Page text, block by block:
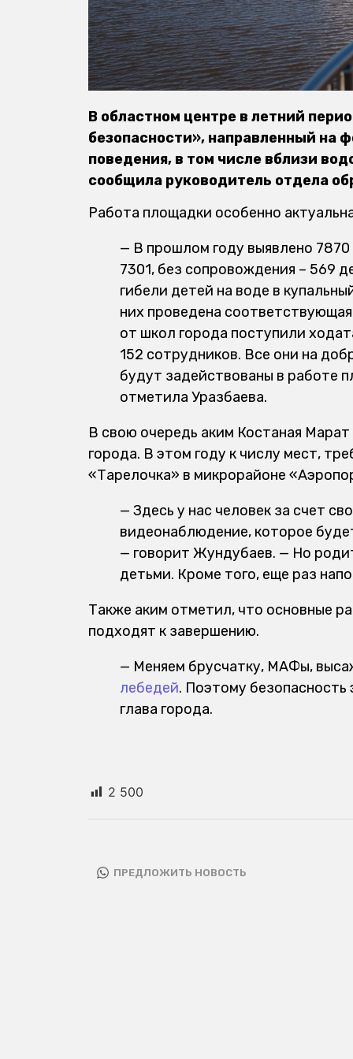
В областном центре в летний
безопасности», направленный на
поведения, в том числе вблизи
сообщила руководитель отдела
Работа площадки особенно
— В прошлом году выявлено
7301, без сопровождения – 569
гибели детей на воде в
них проведена
от школ города поступили
152 сотрудников. Все они на
будут задействованы в работе
отметила Уразбаева.
В свою очередь аким Костаная
города. В этом году к числу мест,
«Тарелочка» в микрорайоне
— Здесь у нас человек за счет
видеонаблюдение, которое
— говорит Жундубаев. — Но
детьми. Кроме того, еще раз
Также аким отметил, что основные
подходят к завершению.
— Меняем брусчатку, МАФы,
лебедей. Поэтому безопасность
глава города.
2 500
ПРЕДЛОЖИТЬ НОВОСТЬ